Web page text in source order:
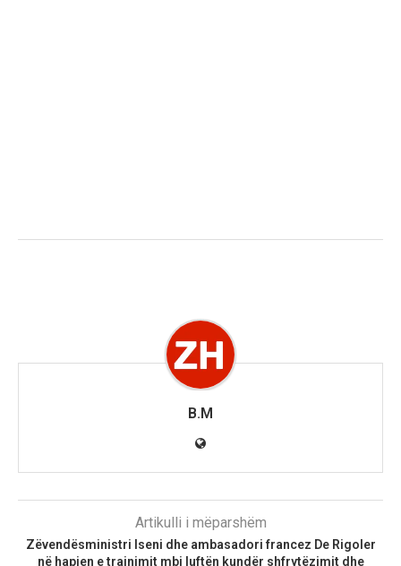
B.M
Artikulli i mëparshëm
Zëvendësministri Iseni dhe ambasadori francez De Rigoler
në hapjen e trajnimit mbi luftën kundër shfrytëzimit dhe